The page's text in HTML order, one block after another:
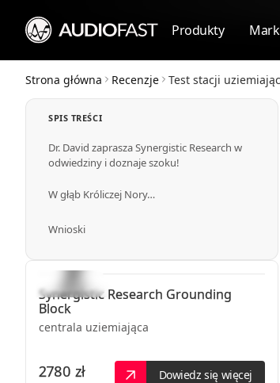
Produkty
Strona główna Recenzje Test stacji
SPIS TREŚCI
Dr. David zaprasza Synergistic Research w
odwiedziny i doznaje szoku!
W głąb Króliczej Nory…
Wnioski
Synergistic Research Grounding
Block
centrala uziemiająca
2780 zł Dowiedz się więcej